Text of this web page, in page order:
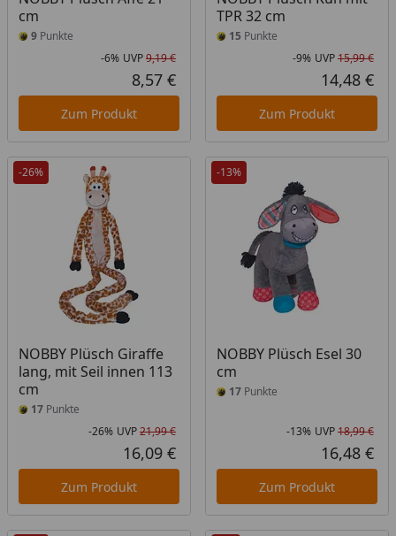
cm
9 Punkte
Rabatt in Prozent
-6%
Ursprünglicher Preis
UVP9,19 €
Aktueller Preis
8,57 €
Zum Produkt
TPR 32 cm
15 Punkte
-9% UVP15,99 €
14,48 €
Zum Produkt
-26%
NOBBY Plüsch Giraffe
lang, mit Seil innen 113
cm
17 Punkte
Rabatt in Prozent
-26%
Ursprünglicher Preis
UVP21,99 €
Aktueller Preis
16,09 €
Zum Produkt
-13%
NOBBY Plüsch Esel 30
cm
17Punkte
-13% UVP18,99 €
16,48 €
Zum Produkt